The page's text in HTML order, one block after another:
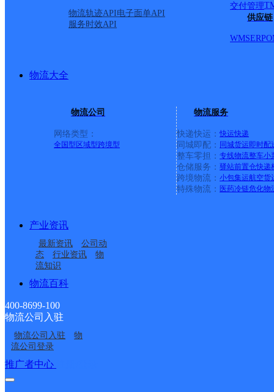
物流轨迹API电子面单API
服务时效API
交付管理
供应链
WMSERP
物流大全
物流公司
网络类型：
全国型 区域型跨境型
物流服务
快递快运： 快运快递
同城即配： 同城货运即时配
整车零担： 专线物流整车小
仓储服务： 驿站前置仓快递
跨境物流： 小包集运航空货
特殊物流： 医药冷链危化物
产业资讯
最新资讯
公司动
态
行业资讯
物
流知识
物流百科
400-8699-100
物流公司入驻
物流公司入驻
物
流公司登录
推广者中心
亮湾分部
山东临沂河东区公司
山东临沂河东区公司朝
阳分部
山东临沂河东区公司工
业园分部
山东临沂市区西城公司
芝麻墩分部
临沂河东区太平街道营
业部
临沂河东分部
接口API